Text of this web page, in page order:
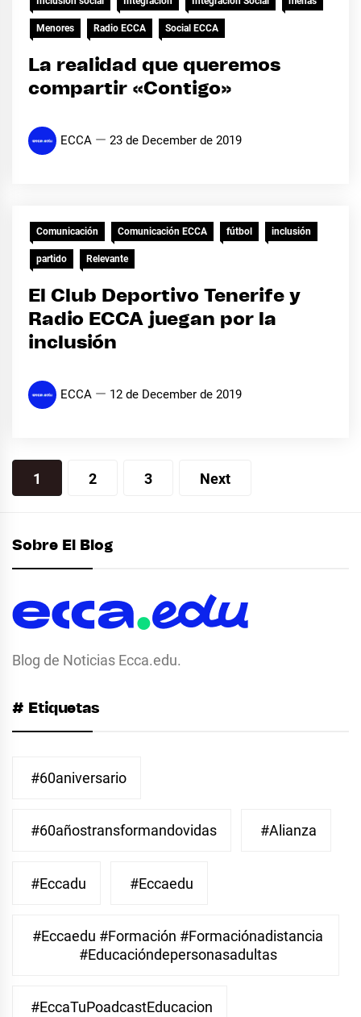
Menores Radio ECCA Social ECCA
La realidad que queremos
compartir «Contigo»
ECCA 23 de December de 2019
Comunicación Comunicación ECCA fútbol inclusión
partido Relevante
El Club Deportivo Tenerife y
Radio ECCA juegan por la
inclusión
ECCA 12 de December de 2019
Posts
pagination
1 2 3 Next
Sobre El Blog
Blog de Noticias Ecca.edu.
# Etiquetas
#60aniversario
#60añostransformandovidas #Alianza
#eccadu #eccaedu
#eccaedu #formación #formaciónadistancia
#educacióndepersonasadultas
#EccaTuPoadcastEducacion